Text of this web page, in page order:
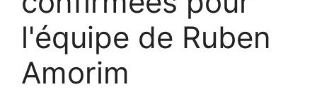
l'équipe de Ruben
Amorim